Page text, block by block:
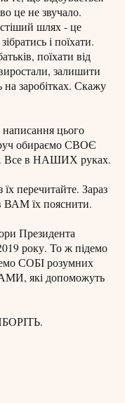
це не звучало.
шлях - це
і поїхати.
поїхати від
залишити
на заробітках. Скажу
цього
обираємо СВОЄ
Все в НАШИХ руках.
перечитайте. Зараз
ВАМ їх пояснити.
Президента
року. То ж підемо
СОБІ розумних
які допоможуть